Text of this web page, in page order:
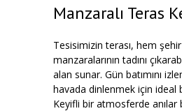
Manzaralı Teras
Tesisimizin terası, hem
manzaralarının tadını
alan sunar. Gün batımını
havada dinlenmek için ideal
Keyifli bir atmosferde anılar